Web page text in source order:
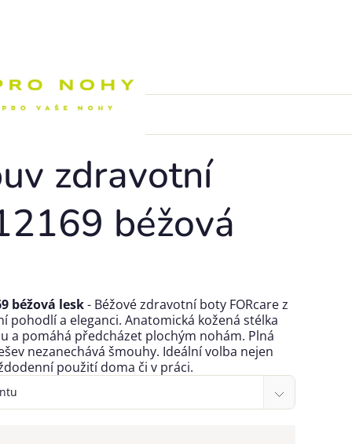
zdravotní
béžová
béžová lesk- Béžové zdravotní boty FORcare z
pohodlí a eleganci. Anatomická kožená stélka
a pomáhá předcházet plochým nohám. Plná
nezanechává šmouhy. Ideální volba nejen
použití doma či v práci.